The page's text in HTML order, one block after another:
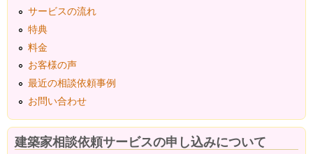
サービスの流れ
特典
料金
お客様の声
最近の相談依頼事例
お問い合わせ
建築家相談依頼サービスの申し込みについて